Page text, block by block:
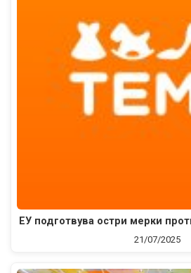
ЕУ подготвува остри мерки
21/07/2025